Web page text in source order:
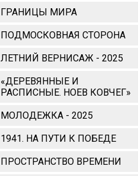
ГРАНИЦЫ МИРА
ПОДМОСКОВНАЯ СТОРОНА
ЛЕТНИЙ ВЕРНИСАЖ - 2025
«ДЕРЕВЯННЫЕ И
РАСПИСНЫЕ. НОЕВ КОВЧЕГ»
МОЛОДЕЖКА - 2025
1941. НА ПУТИ К ПОБЕДЕ
ПРОСТРАНСТВО ВРЕМЕНИ